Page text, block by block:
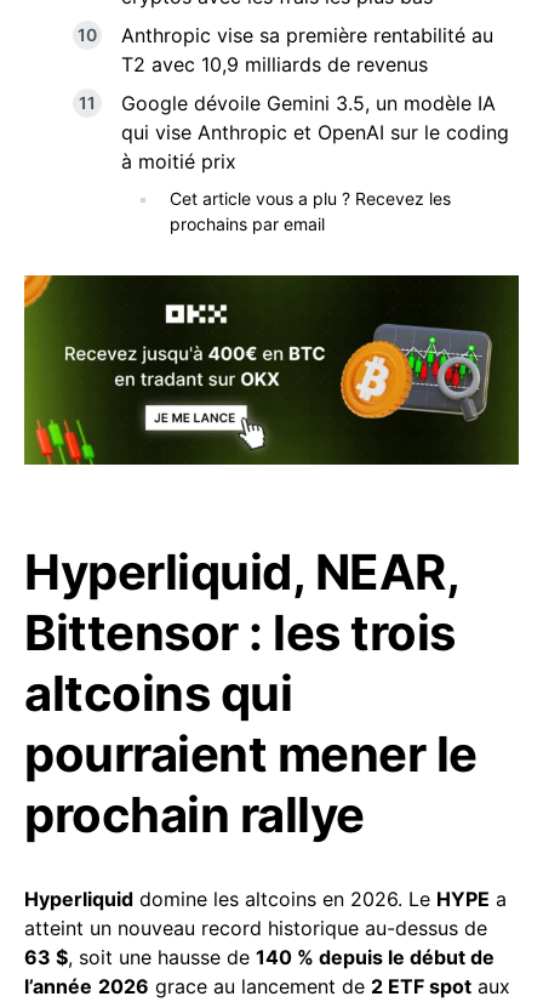
Anthropic vise sa première rentabilité au
T2 avec 10,9 milliards de revenus
Google dévoile Gemini 3.5, un modèle IA
qui vise Anthropic et OpenAI sur le coding
à moitié prix
Cet article vous a plu ? Recevez les
prochains par email
Hyperliquid, NEAR,
Bittensor : les trois
altcoins qui
pourraient mener le
prochain rallye
Hyperliquid domine les altcoins en 2026. Le HYPE a
atteint un nouveau record historique au-dessus de
63 $, soit une hausse de 140 % depuis le début de
l’année 2026 grace au lancement de 2 ETF spot aux